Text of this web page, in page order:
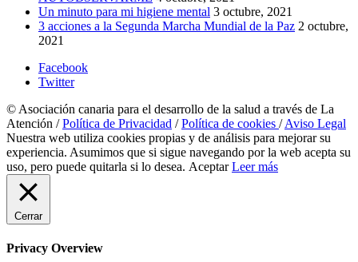
Un minuto para mi higiene mental 3 octubre, 2021
3 acciones a la Segunda Marcha Mundial de la Paz 2 octubre,
2021
Facebook
Twitter
© Asociación canaria para el desarrollo de la salud a través de La
Atención /Política de Privacidad /Política de cookies /Aviso Legal
Nuestra web utiliza cookies propias y de análisis para mejorar su
experiencia. Asumimos que si sigue navegando por la web acepta su
uso, pero puede quitarla si lo desea. Aceptar Leer más
Cerrar
Privacy Overview